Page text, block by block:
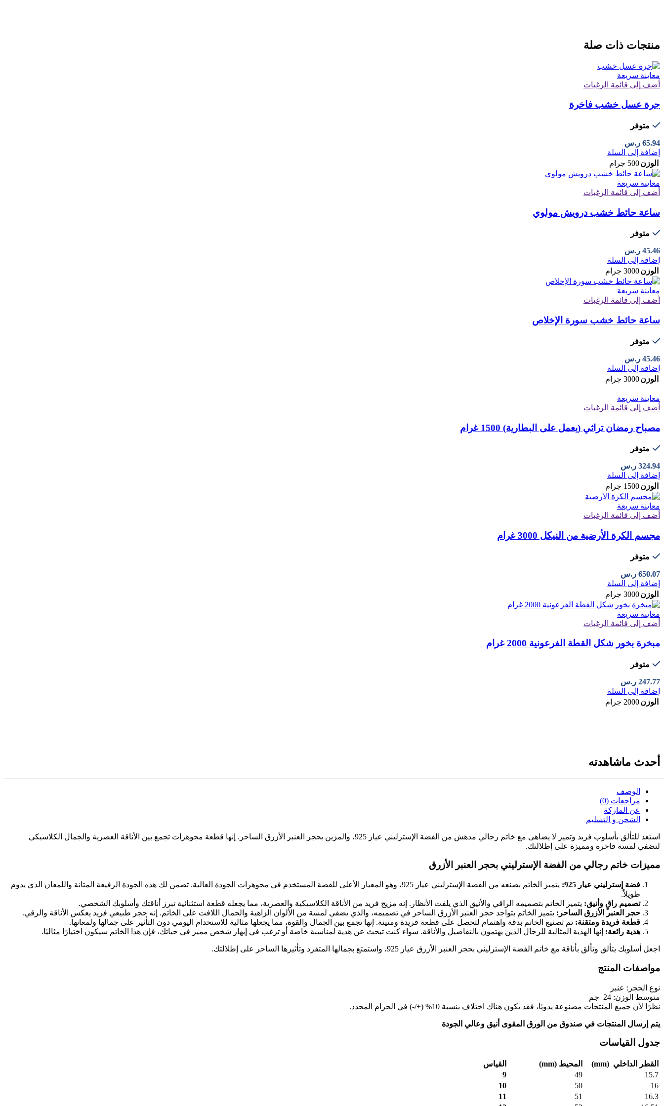
منتجات ذات صلة
معاينة سريعة
أضف إلى قائمة الرغبات
جرة عسل خشب فاخرة
متوفر
65.94 ر.س
إضافة إلى السلة
الوزن500 جرام
معاينة سريعة
أضف إلى قائمة الرغبات
ساعة حائط خشب درويش مولوي
متوفر
45.46 ر.س
إضافة إلى السلة
الوزن3000 جرام
معاينة سريعة
أضف إلى قائمة الرغبات
ساعة حائط خشب سورة الإخلاص
متوفر
45.46 ر.س
إضافة إلى السلة
الوزن3000 جرام
معاينة سريعة
أضف إلى قائمة الرغبات
مصباح رمضان تراثي (يعمل على البطارية) 1500 غرام
متوفر
324.94 ر.س
إضافة إلى السلة
الوزن1500 جرام
معاينة سريعة
أضف إلى قائمة الرغبات
مجسم الكرة الأرضية من النيكل 3000 غرام
متوفر
650.07 ر.س
إضافة إلى السلة
الوزن3000 جرام
معاينة سريعة
أضف إلى قائمة الرغبات
مبخرة بخور شكل القطة الفرعونية 2000 غرام
متوفر
247.77 ر.س
إضافة إلى السلة
الوزن2000 جرام
أحدث ماشاهدته
الوصف
مراجعات (0)
عن الماركة
الشحن و التسليم
استعد للتألق بأسلوب فريد وتميز لا يضاهى مع خاتم رجالي مدهش من الفضة الإسترليني عيار 925، والمزين بحجر العنبر الأزرق الساحر. إنها قطعة مجوهرات تجمع بين الأناقة العصرية والجمال الكلاسيكي
لتضفي لمسة فاخرة ومميزة على إطلالتك.
مميزات خاتم رجالي من الفضة الإسترليني بحجر العنبر الأزرق
فضة إسترليني عيار 925:
يتميز الخاتم بصنعه من الفضة الإسترليني عيار 925، وهو المعيار الأعلى للفضة المستخدم في مجوهرات الجودة العالية. تضمن لك هذه الجودة الرفيعة المتانة واللمعان الذي يدوم
طويلاً.
تصميم راقٍ وأنيق: يتميز الخاتم بتصميمه الراقي والأنيق الذي يلفت الأنظار. إنه مزيج فريد من الأناقة الكلاسيكية والعصرية، مما يجعله قطعة استثنائية تبرز أناقتك وأسلوبك الشخصي.
حجر العنبر الأزرق الساحر: يتميز الخاتم بتواجد حجر العنبر الأزرق الساحر في تصميمه، والذي يضفي لمسة من الألوان الزاهية والجمال اللافت على الخاتم. إنه حجر طبيعي فريد يعكس الأناقة والرقي.
قطعة فريدة ومتقنة: تم تصنيع الخاتم بدقة واهتمام لتحصل على قطعة فريدة ومتينة. إنها تجمع بين الجمال والقوة، مما يجعلها مثالية للاستخدام اليومي دون التأثير على جمالها ولمعانها.
هدية رائعة: إنها الهدية المثالية للرجال الذين يهتمون بالتفاصيل والأناقة. سواء كنت تبحث عن هدية لمناسبة خاصة أو ترغب في إبهار شخص مميز في حياتك، فإن هذا الخاتم سيكون اختيارًا مثاليًا.
اجعل أسلوبك يتألق وتألق بأناقة مع خاتم الفضة الإسترليني بحجر العنبر الأزرق عيار 925، واستمتع بجمالها المتفرد وتأثيرها الساحر على إطلالتك.
مواصفات المنتج
نوع الحجر: عنبر
متوسط ​​الوزن: 24 جم
نظرًا لأن جميع المنتجات مصنوعة يدويًا، فقد يكون هناك اختلاف بنسبة 10% (+/-) في الجرام المحدد.
يتم إرسال المنتجات في صندوق من الورق المقوى أنيق وعالي الجودة
جدول القياسات
القطر الداخلي (mm) المحيط (mm)
القياس
15.7
49
9
16
50
10
16.3
51
11